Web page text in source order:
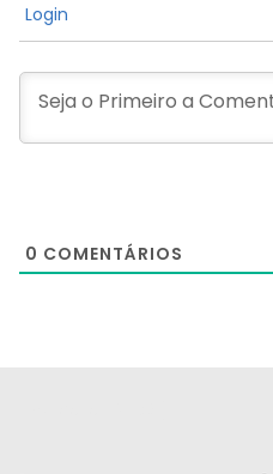
Login
0 COMENTÁRIOS